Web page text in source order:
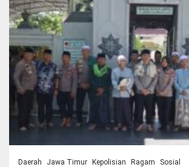
Daerah Jawa Timur Kepolisian Ragam Sosial